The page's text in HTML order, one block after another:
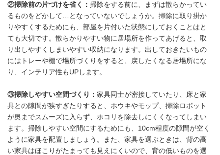
②掃除前の片づけを省く： 掃除をする前に、まずは散らかってい
るものをどかして…となっていないでしょうか。掃除に取り掛か
りやすくするためにも、部屋を片付いた状態にしておくことはと
ても大切です。散らかりやすい物に居場所を作ってあげると、取
り出しやすくしまいやすい収納になります。出しておきたいもの
にはトレーや棚で場所づくりをすると、戻したくなる居場所にな
り、インテリア性もUPします。
③掃除しやすい空間づくり： 家具同士が密接していたり、床と家
具との隙間が狭すぎたりすると、ホウキやモップ、掃除ロボット
が奥までスムーズに入らず、ホコリを除去しにくくなってしまい
ます。掃除しやすい空間にするためにも、10cm程度の隙間が空く
ように家具を配置しましょう。また、家具を選ぶときは、背の高
い家具はほこりがたまっても見えにくいので、背の低いものを選